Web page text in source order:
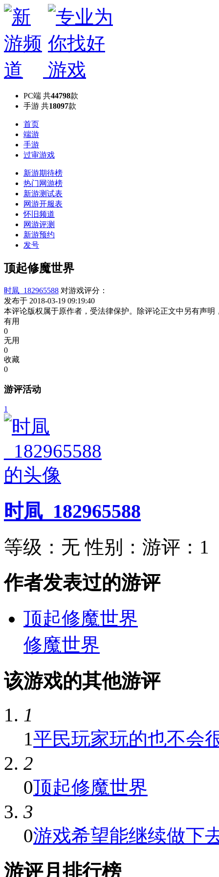
PC端 共44798款
手游 共18097款
首页
端游
手游
过审游戏
新游期待榜
热门网游榜
新游测试表
网游开服表
怀旧频道
网游评测
新游预约
发号
顶起修魔世界
时凬_182965588 对游戏评分：
发布于 2018-03-19 09:19:40
本评论版权属于原作者，受法律保护。除评论正文中另有声
有用
0
无用
0
收藏
0
游评活动
1
时凬_182965588
等级： 无 性别： 游评： 1
作者发表过的游评
顶起修魔世界
修魔世界
该游戏的其他游评
1
1平民玩家玩的也不会
2
0顶起修魔世界
3
0游戏希望能继续做下
游评月排行榜